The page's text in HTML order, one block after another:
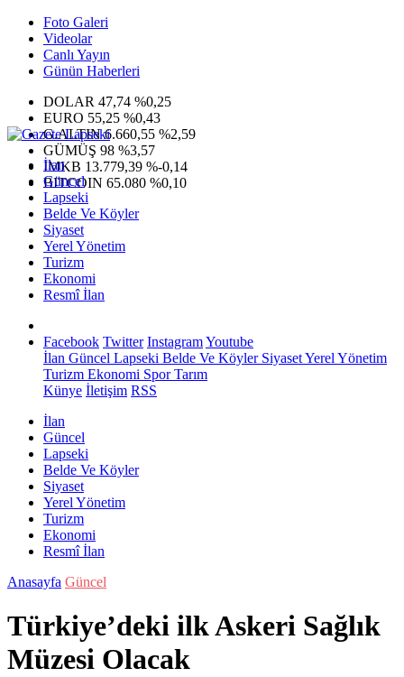
Foto Galeri
Videolar
Canlı Yayın
Günün Haberleri
DOLAR 47,74 %0,25
EURO 55,25 %0,43
G.ALTIN6.660,55 %2,59
GÜMÜŞ 98 %3,57
IMKB 13.779,39 %-0,14
BITCOIN 65.080 %0,10
İlan
Güncel
Lapseki
Belde Ve Köyler
Siyaset
Yerel Yönetim
Turizm
Ekonomi
Resmî İlan
Facebook Twitter InstagramYoutube
İlan Güncel Lapseki Belde Ve KöylerSiyasetYerel Yönetim
Turizm Ekonomi SporTarım
Künye İletişim RSS
İlan
Güncel
Lapseki
Belde Ve Köyler
Siyaset
Yerel Yönetim
Turizm
Ekonomi
Resmî İlan
Anasayfa Güncel
Türkiye’deki ilk Askeri Sağlık
Müzesi Olacak